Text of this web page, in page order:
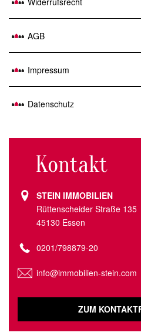
AGB
Impressum
Datenschutz
Kontakt
STEIN IMMOBILIEN
Rüttenscheider Straße 135
45130 Essen
0201/798879-20
info@immobilien-stein.com
ZUM